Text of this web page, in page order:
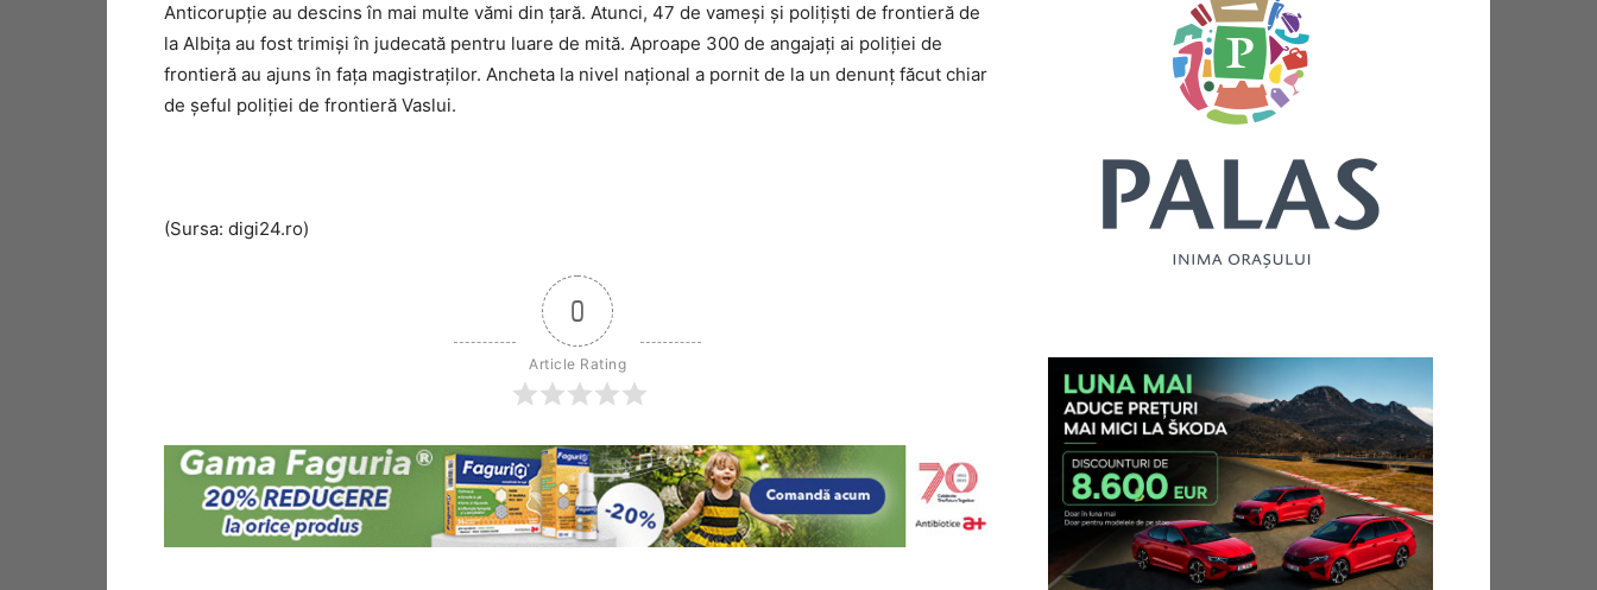
Anticorupţie au descins în mai multe vămi din ţară. Atunci, 47 de vameşi şi poliţişti de frontieră de
la Albiţa au fost trimişi în judecată pentru luare de mită. Aproape 300 de angajaţi ai poliţiei de
frontieră au ajuns în faţa magistraţilor. Ancheta la nivel naţional a pornit de la un denunţ făcut chiar
de şeful poliţiei de frontieră Vaslui.
(Sursa: digi24.ro)
0
Article Rating